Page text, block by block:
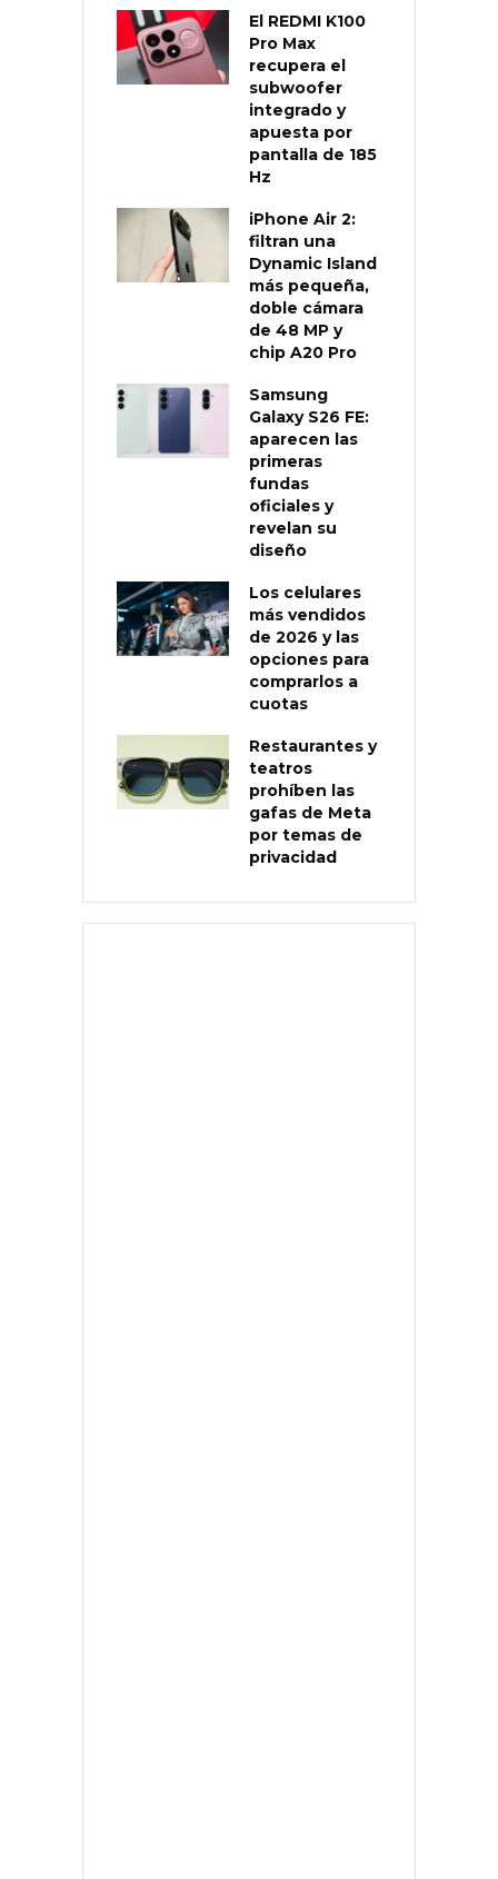
El REDMI K100
Pro Max
recupera el
subwoofer
integrado y
apuesta por
pantalla de 185
Hz
iPhone Air 2:
filtran una
Dynamic Island
más pequeña,
doble cámara
de 48 MP y
chip A20 Pro
Samsung
Galaxy S26 FE:
aparecen las
primeras
fundas
oficiales y
revelan su
diseño
Los celulares
más vendidos
de 2026 y las
opciones para
comprarlos a
cuotas
Restaurantes y
teatros
prohíben las
gafas de Meta
por temas de
privacidad